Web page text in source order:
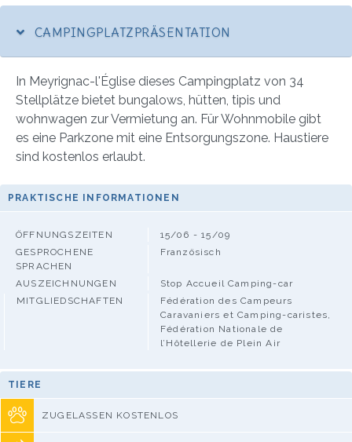
CAMPINGPLATZPRÄSENTATION
In Meyrignac-l'Église dieses Campingplatz von 34
Stellplätze bietet bungalows, hütten, tipis und
wohnwagen zur Vermietung an. Für Wohnmobile gibt
es eine Parkzone mit eine Entsorgungszone. Haustiere
sind kostenlos erlaubt.
PRAKTISCHE INFORMATIONEN
ÖFFNUNGSZEITEN
15/06 - 15/09
GESPROCHENE
SPRACHEN
Französisch
AUSZEICHNUNGEN
Stop Accueil Camping-car
MITGLIEDSCHAFTEN
Fédération des Campeurs
Caravaniers et Camping-caristes,
Fédération Nationale de
l’Hôtellerie de Plein Air
TIERE
ZUGELASSEN KOSTENLOS